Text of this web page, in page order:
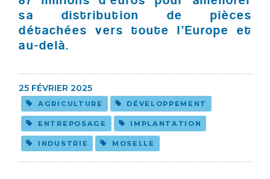
sa distribution de pièces
détachées vers toute l’Europe et
au-delà.
25 FÉVRIER 2025
AGRICULTURE DÉVELOPPEMENT
ENTREPOSAGE IMPLANTATION
INDUSTRIE MOSELLE